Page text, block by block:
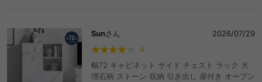
Sunさん
2026/07/29
4
幅72 キャビネット サイド チェスト ラック 大
理石柄 ストーン 収納 引き出し 扉付き オープン